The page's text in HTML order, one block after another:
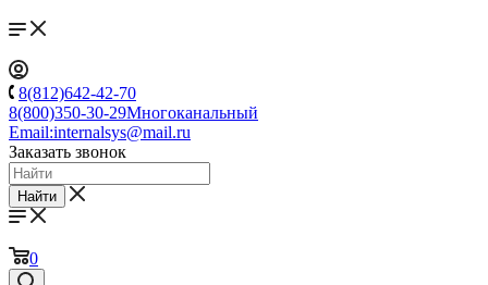
8(812)642-42-70
8(800)350-30-29Многоканальный
Email:internalsys@mail.ru
Заказать звонок
Найти
0